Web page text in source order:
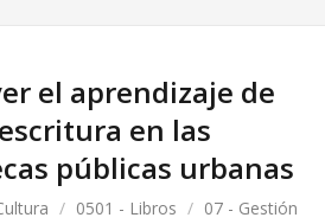
el aprendizaje de
en las
públicas urbanas
/ 0501 - Libros / 07 - Gestión